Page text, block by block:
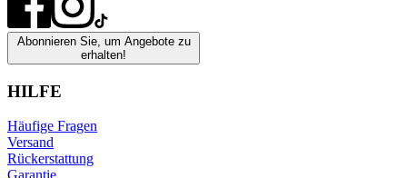
Abonnieren Sie, um Angebote zu
erhalten!
HILFE
Häufige Fragen
Versand
Rückerstattung